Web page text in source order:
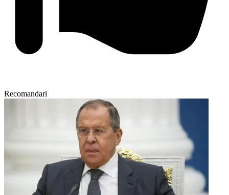
Recomandari